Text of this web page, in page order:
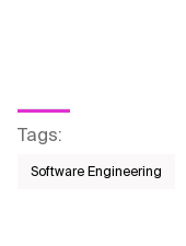
Tags:
Software Engineering